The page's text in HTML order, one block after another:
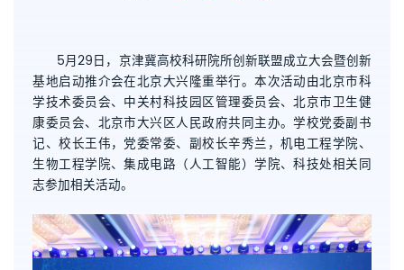
5月29日，京津冀高校科研院所创新联盟成立大会暨创新
基地启动推介会在北京大兴隆重举行。本次活动由北京市科
学技术委员会、中关村科技园区管理委员会、北京市卫生健
康委员会、北京市大兴区人民政府共同主办。学校党委副书
记、校长王伟，党委常委、副校长辛秀兰，机电工程学院、
生物工程学院、集成电路（人工智能）学院、科技处相关同
志参加相关活动。